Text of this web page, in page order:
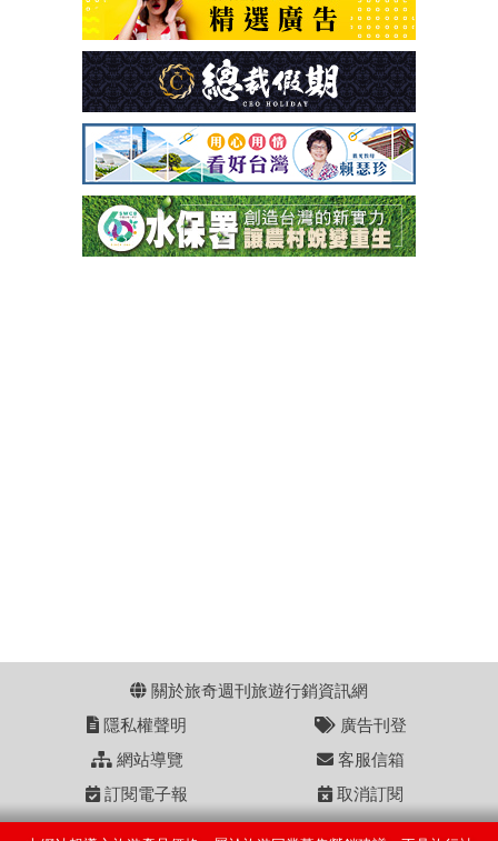
關於旅奇週刊旅遊行銷資訊網
隱私權聲明
廣告刊登
網站導覽
客服信箱
訂閱電子報
取消訂閱